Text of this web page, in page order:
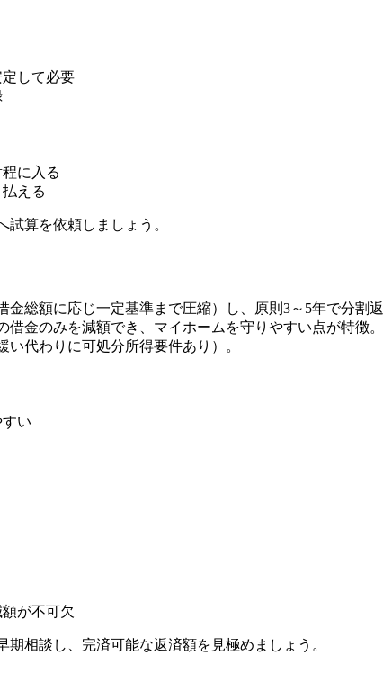
して必要
に入る
える
算を依頼しましょう。
総額に応じ一定基準まで圧縮）し、原則3～5年で分割
金のみを減額でき、マイホームを守りやすい点が特
代わりに可処分所得要件あり）。
い
が不可欠
相談し、完済可能な返済額を見極めましょう。